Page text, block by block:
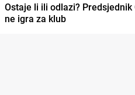
Ostaje li ili odlazi?
ne igra za klub